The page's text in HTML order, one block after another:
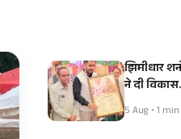
झिमीधार
ने दी
5 Aug • 1